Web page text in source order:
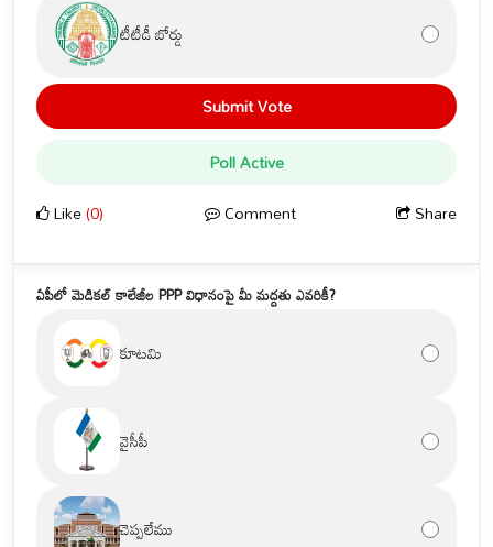
టీటీడీ బోర్డు
Submit Vote
Poll Active
Like(0) Comment Share
ఏపీలో మెడికల్ కాలేజీల PPP విధానంపై మీ మద్దతు ఎవరికీ?
కూటమి
వైసీపీ
చెప్పలేము